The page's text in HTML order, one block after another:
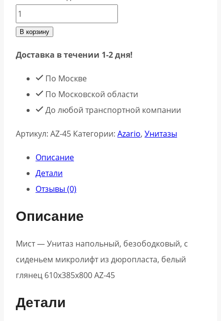
В корзину
Доставка в течении 1-2 дня!
По Москве
По Московской области
До любой транспортной компании
Артикул: AZ-45 Категории: Azario, Унитазы
Описание
Детали
Отзывы (0)
Описание
Мист — Унитаз напольный, безободковый, с
сиденьем микролифт из дюропласта, белый
глянец 610х385х800 AZ-45
Детали